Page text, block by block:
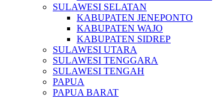
SULAWESI SELATAN
KABUPATEN JENEPONTO
KABUPATEN WAJO
KABUPATEN SIDREP
SULAWESI UTARA
SULAWESI TENGGARA
SULAWESI TENGAH
PAPUA
PAPUA BARAT